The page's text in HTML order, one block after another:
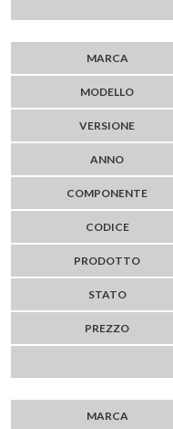
MARCA
MODELLO
VERSIONE
ANNO
COMPONENTE
CODICE
PRODOTTO
STATO
PREZZO
MARCA